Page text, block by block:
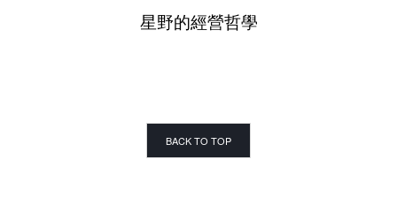
星野的經營哲學
BACK TO TOP